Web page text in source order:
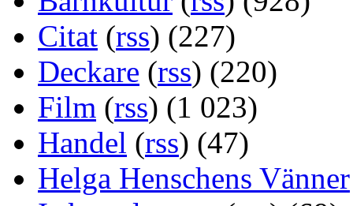
Citat (rss) (227)
Deckare (rss) (220)
Film (rss) (1 023)
Handel (rss) (47)
Helga Henschens Vänner